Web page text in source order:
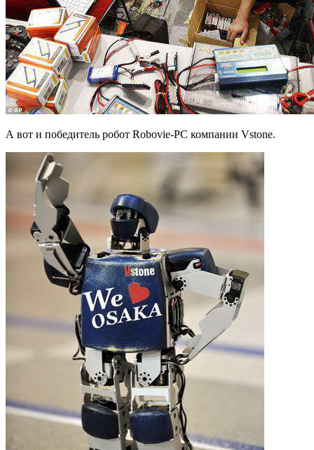
А вот и победитель робот Robovie-PC компании Vstone.